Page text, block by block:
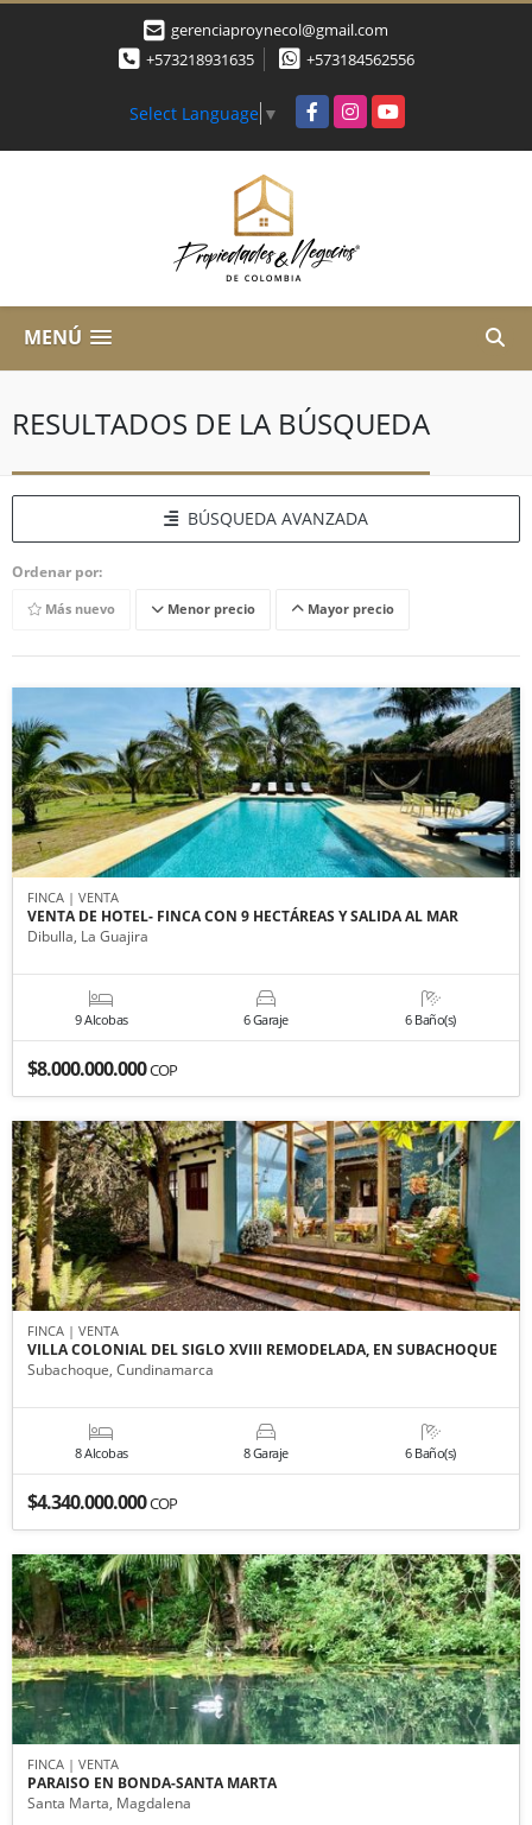
gerenciaproynecol@gmail.com
+573218931635
+573184562556
Select Language ▼ FacebookInstagramYouTube
MENÚ
RESULTADOS DE LA BÚSQUEDA
BÚSQUEDA AVANZADA
Ordenar por:
Más nuevo Menor precio Mayor precio
FINCA | VENTA
VENTA DE HOTEL- FINCA CON 9 HECTÁREAS Y SALIDA AL MAR
Dibulla, La Guajira
9 Alcobas 6 Garaje 6 Baño(s)
$8.000.000.000COP
FINCA | VENTA
VILLA COLONIAL DEL SIGLO XVIII REMODELADA, EN SUBACHOQUE
Subachoque, Cundinamarca
8 Alcobas 8 Garaje 6 Baño(s)
$4.340.000.000COP
FINCA | VENTA
PARAISO EN BONDA-SANTA MARTA
Santa Marta, Magdalena